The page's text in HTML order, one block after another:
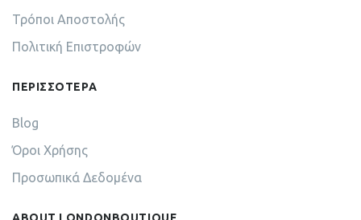
Τρόποι Αποστολής
Πολιτική Επιστροφών
ΠΕΡΙΣΣΟΤΕΡΑ
Blog
Όροι Χρήσης
Προσωπικά Δεδομένα
ABOUT LONDONBOUTIQUE